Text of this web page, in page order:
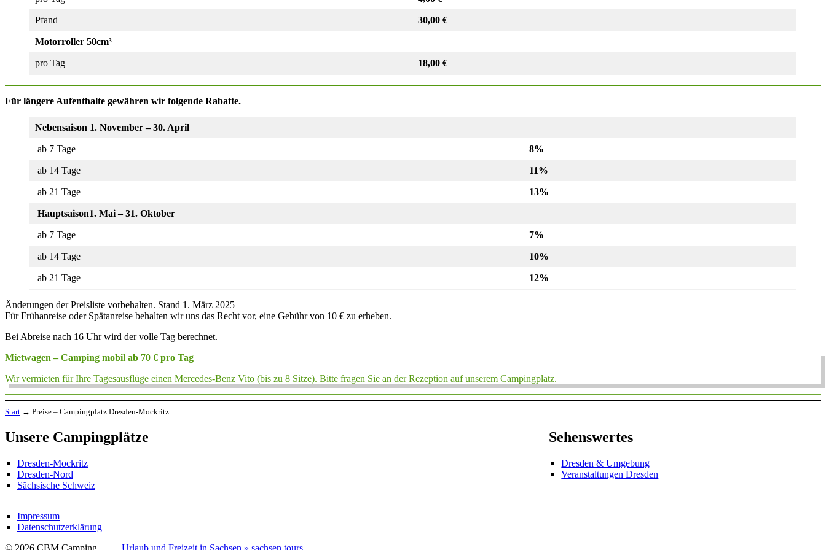
Pfand 30,00 €
Motorroller 50cm³
pro Tag 18,00 €
Für längere Aufenthalte gewähren wir folgende Rabatte.
Nebensaison 1. November – 30. April
ab 7 Tage 8%
ab 14 Tage 11%
ab 21 Tage 13%
Hauptsaison1. Mai – 31. Oktober
ab 7 Tage 7%
ab 14 Tage 10%
ab 21 Tage 12%
Änderungen der Preisliste vorbehalten. Stand 1. März 2025
Für Frühanreise oder Spätanreise behalten wir uns das Recht vor, eine Gebühr von 10 € zu erheben.
Bei Abreise nach 16 Uhr wird der volle Tag berechnet.
Mietwagen – Camping mobil ab 70 € pro Tag
Wir vermieten für Ihre Tagesausflüge einen Mercedes-Benz Vito (bis zu 8 Sitze). Bitte fragen Sie an der Rezeption auf unserem Campingplatz.
Start → Preise – Campingplatz Dresden-Mockritz
Unsere Campingplätze
Dresden-Mockritz
Dresden-Nord
Sächsische Schweiz
Sehenswertes
Dresden & Umgebung
Veranstaltungen Dresden
Impressum
Datenschutzerklärung
© 2026 CBM Camping Urlaub und Freizeit in Sachsen » sachsen.tours